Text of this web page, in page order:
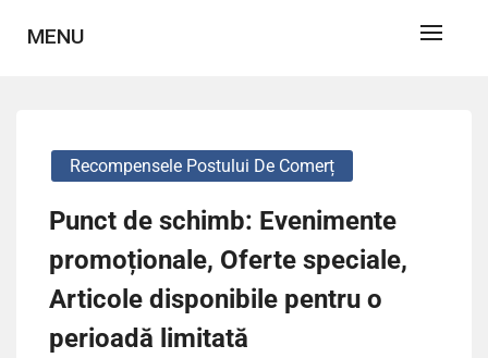
MENU
Recompensele Postului De Comerț
Punct de schimb: Evenimente
promoționale, Oferte speciale,
Articole disponibile pentru o
perioadă limitată